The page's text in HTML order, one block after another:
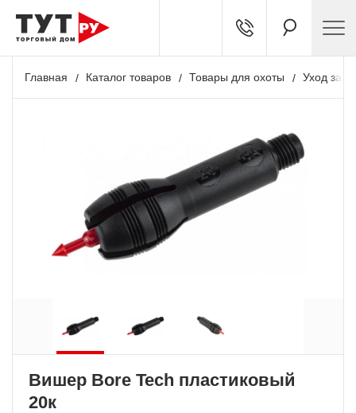
Главная Каталог товаров Товары для охоты Уход за
Вишер Bore Tech пластиковый
20к